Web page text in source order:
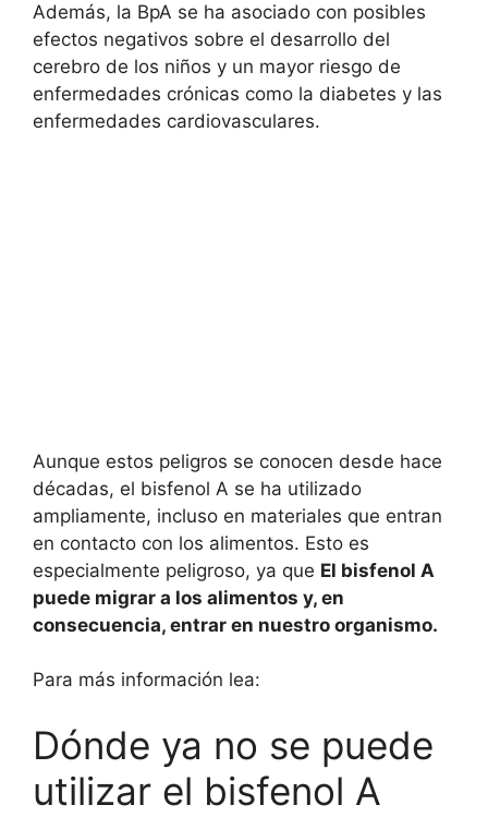
Además, la BpA se ha asociado con posibles
efectos negativos sobre el desarrollo del
cerebro de los niños y un mayor riesgo de
enfermedades crónicas como la diabetes y las
enfermedades cardiovasculares.
Aunque estos peligros se conocen desde hace
décadas, el bisfenol A se ha utilizado
ampliamente, incluso en materiales que entran
en contacto con los alimentos. Esto es
especialmente peligroso, ya que El bisfenol A
puede migrar a los alimentos y, en
consecuencia, entrar en nuestro organismo.
Para más información lea:
Dónde ya no se puede
utilizar el bisfenol A